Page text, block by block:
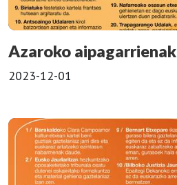
Azaroko aipagarrienak
2023-12-01